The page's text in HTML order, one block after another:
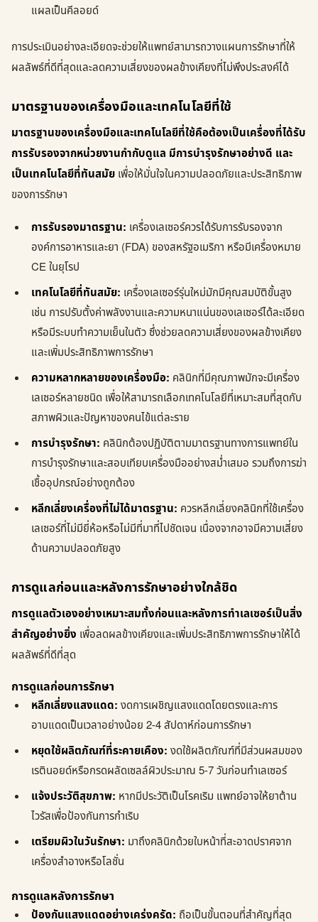
แผลเป็นคีลอยด์
การประเมินอย่างละเอียดจะช่วยให้แพทย์สามารถวางแผนการรักษาที่ให้
ผลลัพธ์ที่ดีที่สุดและลดความเสี่ยงของผลข้างเคียงที่ไม่พึงประสงค์ได้
มาตรฐานของเครื่องมือและเทคโนโลยีที่ใช้
มาตรฐานของเครื่องมือและเทคโนโลยีที่ใช้คือต้องเป็นเครื่องที่ได้รับ
การรับรองจากหน่วยงานกำกับดูแล มีการบำรุงรักษาอย่างดี และ
เป็นเทคโนโลยีที่ทันสมัย เพื่อให้มั่นใจในความปลอดภัยและประสิทธิภาพ
ของการรักษา
การรับรองมาตรฐาน: เครื่องเลเซอร์ควรได้รับการรับรองจาก
องค์การอาหารและยา (FDA) ของสหรัฐอเมริกา หรือมีเครื่องหมาย
CE ในยุโรป
เทคโนโลยีที่ทันสมัย: เครื่องเลเซอร์รุ่นใหม่มักมีคุณสมบัติขั้นสูง
เช่น การปรับตั้งค่าพลังงานและความหนาแน่นของเลเซอร์ได้ละเอียด
หรือมีระบบทำความเย็นในตัว ซึ่งช่วยลดความเสี่ยงของผลข้างเคียง
และเพิ่มประสิทธิภาพการรักษา
ความหลากหลายของเครื่องมือ: คลินิกที่มีคุณภาพมักจะมีเครื่อง
เลเซอร์หลายชนิด เพื่อให้สามารถเลือกเทคโนโลยีที่เหมาะสมที่สุดกับ
สภาพผิวและปัญหาของคนไข้แต่ละราย
การบำรุงรักษา: คลินิกต้องปฏิบัติตามมาตรฐานทางการแพทย์ใน
การบำรุงรักษาและสอบเทียบเครื่องมืออย่างสม่ำเสมอ รวมถึงการฆ่า
เชื้ออุปกรณ์อย่างถูกต้อง
หลีกเลี่ยงเครื่องที่ไม่ได้มาตรฐาน: ควรหลีกเลี่ยงคลินิกที่ใช้เครื่อง
เลเซอร์ที่ไม่มียี่ห้อหรือไม่มีที่มาที่ไปชัดเจน เนื่องจากอาจมีความเสี่ยง
ด้านความปลอดภัยสูง
การดูแลก่อนและหลังการรักษาอย่างใกล้ชิด
การดูแลตัวเองอย่างเหมาะสมทั้งก่อนและหลังการทำเลเซอร์เป็นสิ่ง
สำคัญอย่างยิ่ง เพื่อลดผลข้างเคียงและเพิ่มประสิทธิภาพการรักษาให้ได้
ผลลัพธ์ที่ดีที่สุด
การดูแลก่อนการรักษา
หลีกเลี่ยงแสงแดด: งดการเผชิญแสงแดดโดยตรงและการ
อาบแดดเป็นเวลาอย่างน้อย 2-4 สัปดาห์ก่อนการรักษา
หยุดใช้ผลิตภัณฑ์ที่ระคายเคือง: งดใช้ผลิตภัณฑ์ที่มีส่วนผสมของ
เรตินอยด์หรือกรดผลัดเซลล์ผิวประมาณ 5-7 วันก่อนทำเลเซอร์
แจ้งประวัติสุขภาพ: หากมีประวัติเป็นโรคเริม แพทย์อาจให้ยาต้าน
ไวรัสเพื่อป้องกันการกำเริบ
เตรียมผิวในวันรักษา: มาถึงคลินิกด้วยใบหน้าที่สะอาดปราศจาก
เครื่องสำอางหรือโลชั่น
การดูแลหลังการรักษา
ป้องกันแสงแดดอย่างเคร่งครัด: ถือเป็นขั้นตอนที่สำคัญที่สุด